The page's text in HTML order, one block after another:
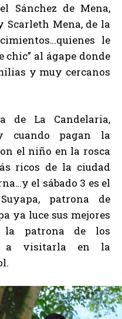
Sánchez de Mena,
Scarleth Mena, de la
le
chic” al ágape donde
y muy cercanos
de La Candelaria,
cuando pagan la
el niño en la rosca
ricos de la ciudad
el sábado 3 es el
patrona de
ya luce sus mejores
la patrona de los
a visitarla en la